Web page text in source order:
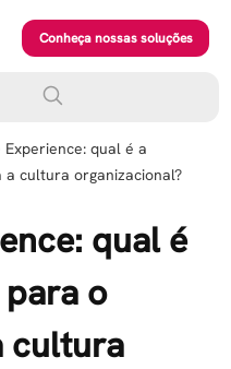
Conheça nossas soluções
Experience: qual é a
cultura organizacional?
qual é
o
cultura